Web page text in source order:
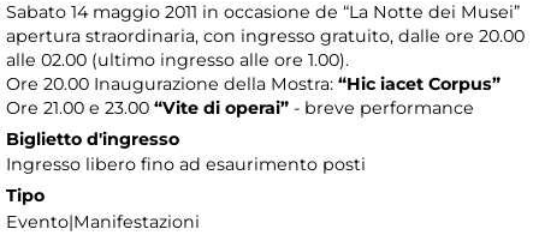
Sabato 14 maggio 2011 in occasione de “La Notte dei Musei”
apertura straordinaria, con ingresso gratuito, dalle ore 20.00
alle 02.00 (ultimo ingresso alle ore 1.00).
Ore 20.00 Inaugurazione della Mostra: “Hic iacet Corpus”
Ore 21.00 e 23.00 “Vite di operai” - breve performance
Biglietto d'ingresso
Ingresso libero fino ad esaurimento posti
Tipo
Evento|Manifestazioni